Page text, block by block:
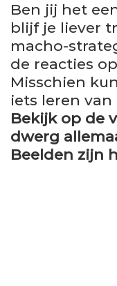
Ben jij het
blijf je liever
macho-
de reacties
Misschien
iets leren van
Bekijk op de
dwerg
Beelden zijn